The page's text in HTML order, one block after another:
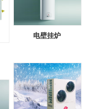
电壁挂炉